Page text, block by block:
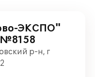
ЭКСПО"
р-н, г